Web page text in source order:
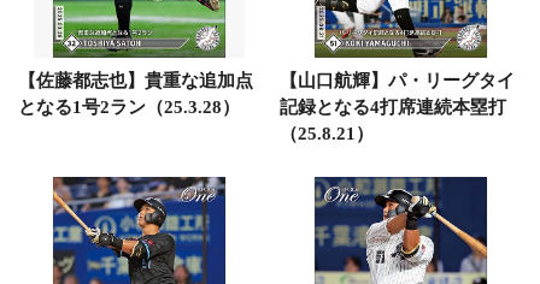
【佐藤都志也】貴重な追加点
となる1号2ラン（25.3.28）
【山口航輝】パ・リーグタイ
記録となる4打席連続本塁打
（25.8.21）